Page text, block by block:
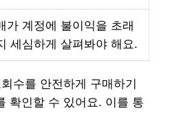
가 계정에 불이익을 초래
세심하게 살펴봐야 해요.
수를 안전하게 구매하기
확인할 수 있어요. 이를 통